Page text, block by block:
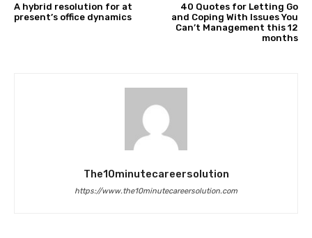
A hybrid resolution for at
present’s office dynamics
40 Quotes for Letting Go
and Coping With Issues You
Can’t Management this 12
months
The10minutecareersolution
https://www.the10minutecareersolution.com